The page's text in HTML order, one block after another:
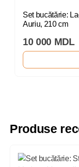
Set bucătărie:
Auriu, 210 cm
10 000 MDL
Produse